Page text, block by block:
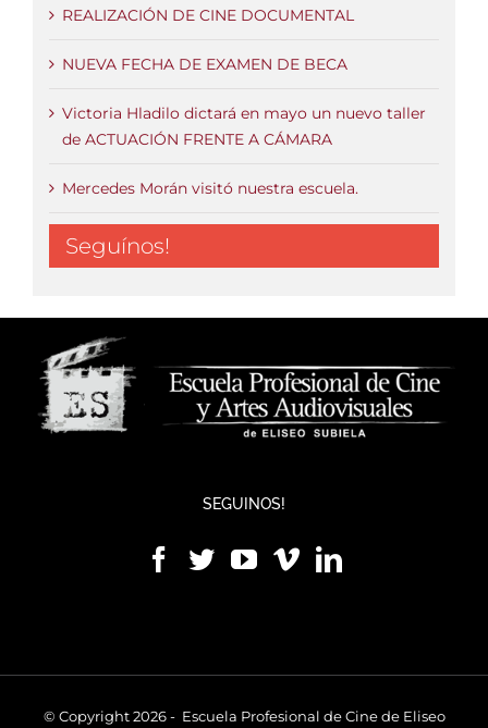
REALIZACIÓN DE CINE DOCUMENTAL
NUEVA FECHA DE EXAMEN DE BECA
Victoria Hladilo dictará en mayo un nuevo taller
de ACTUACIÓN FRENTE A CÁMARA
Mercedes Morán visitó nuestra escuela.
Seguínos!
SEGUINOS!
© Copyright 2026 - Escuela Profesional de Cine de Eliseo